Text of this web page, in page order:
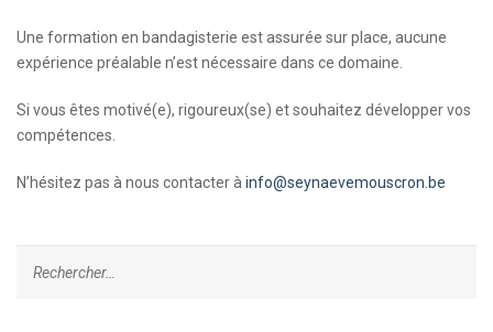
Une formation en bandagisterie est assurée sur place, aucune
expérience préalable n’est nécessaire dans ce domaine.
Si vous êtes motivé(e), rigoureux(se) et souhaitez développer vos
compétences.
N’hésitez pas à nous contacter à info@seynaevemouscron.be